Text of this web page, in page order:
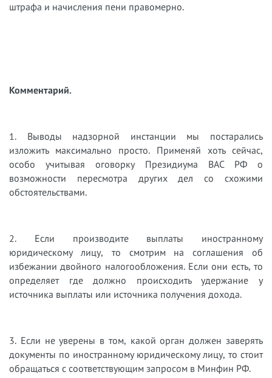
штрафа и начисления пени правомерно.
Комментарий.
1. Выводы надзорной инстанции мы постарались
изложить максимально просто. Применяй хоть сейчас,
особо учитывая оговорку Президиума ВАС РФ о
возможности пересмотра других дел со схожими
обстоятельствами.
2. Если производите выплаты иностранному
юридическому лицу, то смотрим на соглашения об
избежании двойного налогообложения. Если они есть, то
определяет где должно происходить удержание у
источника выплаты или источника получения дохода.
3. Если не уверены в том, какой орган должен заверять
документы по иностранному юридическому лицу, то стоит
обращаться с соответствующим запросом в Минфин РФ.